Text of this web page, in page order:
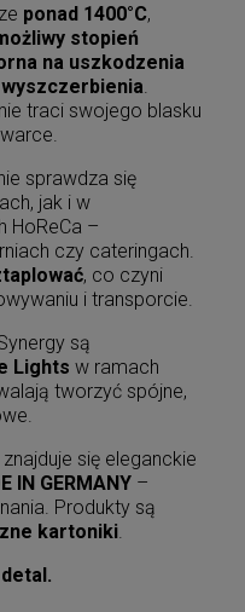
ponad 1400°C,
stopień
na uszkodzenia
wyszczerbienia.
traci swojego blasku
sprawdza się
jak i w
HoReCa –
czy cateringach.
, co czyni
i transporcie.
są
Lights w ramach
tworzyć spójne,
się eleganckie
IN GERMANY –
Produkty są
kartoniki.